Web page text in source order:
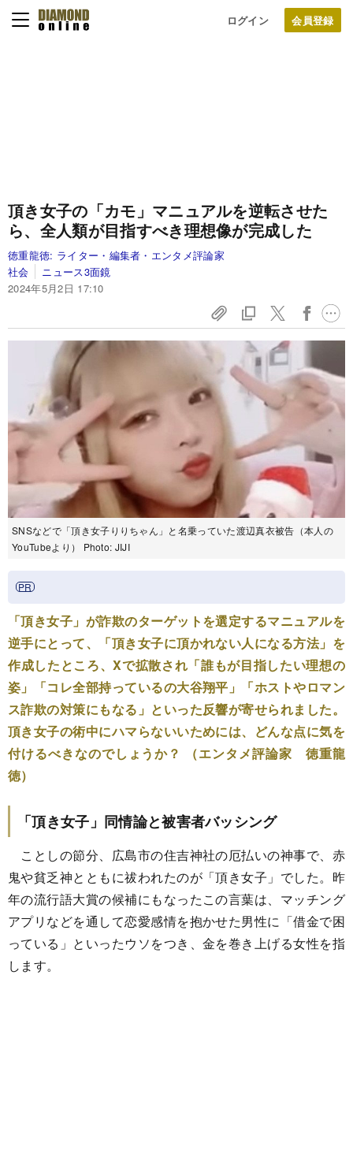
ログイン
頂き女子の「カモ」マニュアルを逆転させた
ら、全人類が目指すべき理想像が完成した
徳重龍徳: ライター・編集者・エンタメ評論家
社会
ニュース3面鏡
2024年5月2日 17:10
SNSなどで「頂き女子りりちゃん」と名乗っていた渡辺真衣被告（本人の
YouTubeより） Photo: JIJI
「頂き女子」が詐欺のターゲットを選定するマニュアルを
逆手にとって、
「頂き女子に頂かれない人になる方法」を
作成したところ、Xで拡散され「誰もが目指したい理想の
姿 」「コレ全部持っているの大谷翔平 」「ホストやロマン
ス詐欺の対策にもなる」といった反響が寄せられました。
頂き女子の術中にハマらないいためには、どんな点に気を
付けるべきなのでしょうか？ （エンタメ評論家 徳重龍
徳）
「頂き女子」同情論と被害者バッシング
ことしの節分、広島市の住吉神社の厄払いの神事で、赤
鬼や貧乏神とともに祓われたのが「頂き女子」でした。昨
年の流行語大賞の候補にもなったこの言葉は、マッチング
アプリなどを通して恋愛感情を抱かせた男性に「借金で困
っている」といったウソをつき、金を巻き上げる女性を指
します。